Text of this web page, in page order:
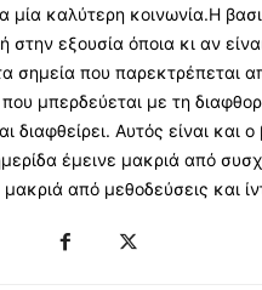
μία καλύτερη κοινωνία.Η
στην εξουσία όποια κι αν
σημεία που παρεκτρέπεται
μπερδεύεται με τη
διαφθείρει. Αυτός είναι και
έμεινε μακριά από
από μεθοδεύσεις και